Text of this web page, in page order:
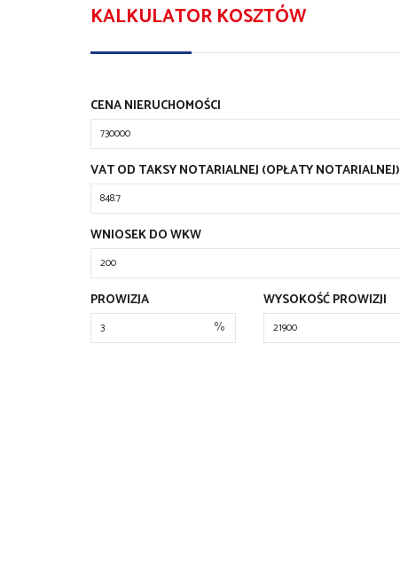
KALKULATOR KOSZTÓW
CENA NIERUCHOMOŚCI
VAT OD TAKSY NOTARIALNEJ (OPŁATY NOTARIALNEJ)
WNIOSEK DO WKW
PROWIZJA
%
WYSOKOŚĆ PROWIZJI